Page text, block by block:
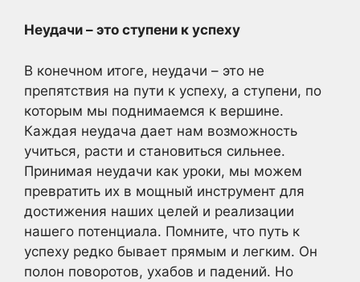
Неудачи – это ступени к успеху
В конечном итоге, неудачи – это не
препятствия на пути к успеху, а ступени, по
которым мы поднимаемся к вершине.
Каждая неудача дает нам возможность
учиться, расти и становиться сильнее.
Принимая неудачи как уроки, мы можем
превратить их в мощный инструмент для
достижения наших целей и реализации
нашего потенциала. Помните, что путь к
успеху редко бывает прямым и легким. Он
полон поворотов, ухабов и падений. Но